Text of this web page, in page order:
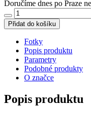
Doručíme dnes po Praze
Přidat do košíku
Fotky
Popis produktu
Parametry
Podobné produkty
O značce
Popis produktu